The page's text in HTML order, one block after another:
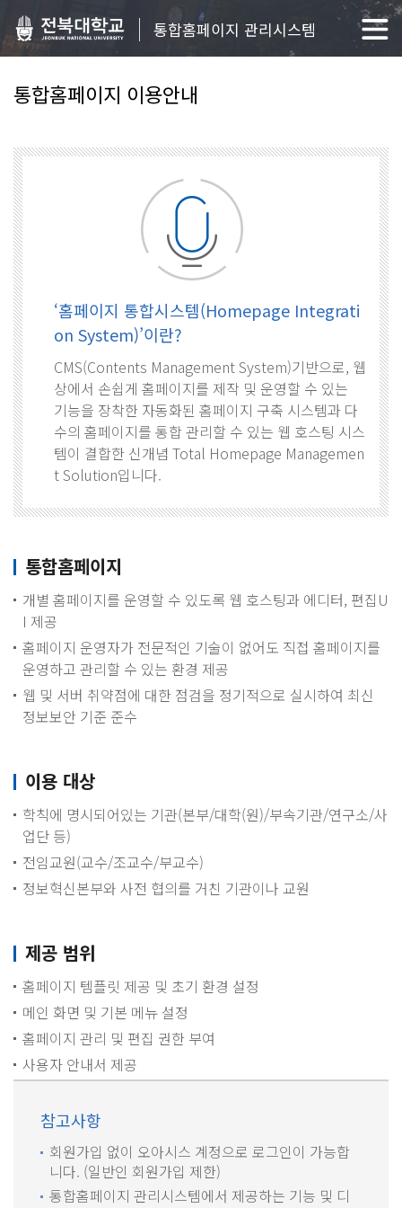
통합홈페이지 관리시스템
통합홈페이지 이용안내
‘홈페이지 통합시스템(Homepage Integrati
on System)’이란?
CMS(Contents Management System)기반으로, 웹
상에서 손쉽게 홈페이지를 제작 및 운영할 수 있는
기능을 장착한 자동화된 홈페이지 구축 시스템과 다
수의 홈페이지를 통합 관리할 수 있는 웹 호스팅 시스
템이 결합한 신개념 Total Homepage Managemen
t Solution입니다.
통합홈페이지
개별 홈페이지를 운영할 수 있도록 웹 호스팅과 에디터, 편집U
I 제공
홈페이지 운영자가 전문적인 기술이 없어도 직접 홈페이지를
운영하고 관리할 수 있는 환경 제공
웹 및 서버 취약점에 대한 점검을 정기적으로 실시하여 최신
정보보안 기준 준수
이용 대상
학칙에 명시되어있는 기관(본부/대학(원)/부속기관/연구소/사
업단 등)
전임교원(교수/조교수/부교수)
정보혁신본부와 사전 협의를 거친 기관이나 교원
제공 범위
홈페이지 템플릿 제공 및 초기 환경 설정
메인 화면 및 기본 메뉴 설정
홈페이지 관리 및 편집 권한 부여
사용자 안내서 제공
참고사항
회원가입 없이 오아시스 계정으로 로그인이 가능합
니다. (일반인 회원가입 제한)
통합홈페이지 관리시스템에서 제공하는 기능 및 디